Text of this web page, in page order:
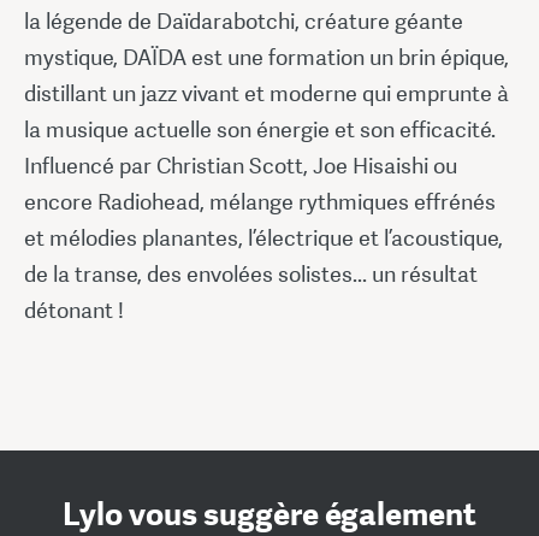
la légende de Daïdarabotchi, créature géante
mystique, DAÏDA est une formation un brin épique,
distillant un jazz vivant et moderne qui emprunte à
la musique actuelle son énergie et son efficacité.
Influencé par Christian Scott, Joe Hisaishi ou
encore Radiohead, mélange rythmiques effrénés
et mélodies planantes, l’électrique et l’acoustique,
de la transe, des envolées solistes... un résultat
détonant !
Lylo vous suggère également